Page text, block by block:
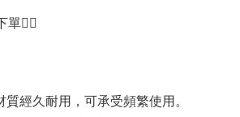
👍🏻
經久耐用，可承受頻繁使用。